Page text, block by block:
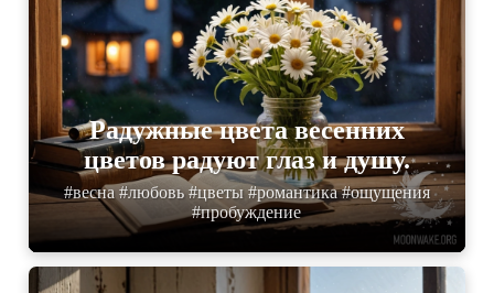
Радужные цвета весенних
цветов радуют глаз и душу.
#весна #любовь #цветы #романтика #ощущения
#пробуждение